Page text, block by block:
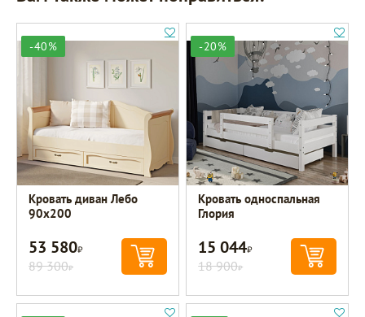
-40%
Кровать диван Лебо
90х200
53 580Р
89 300Р
-20%
Кровать односпальная
Глория
15 044Р
18 900Р